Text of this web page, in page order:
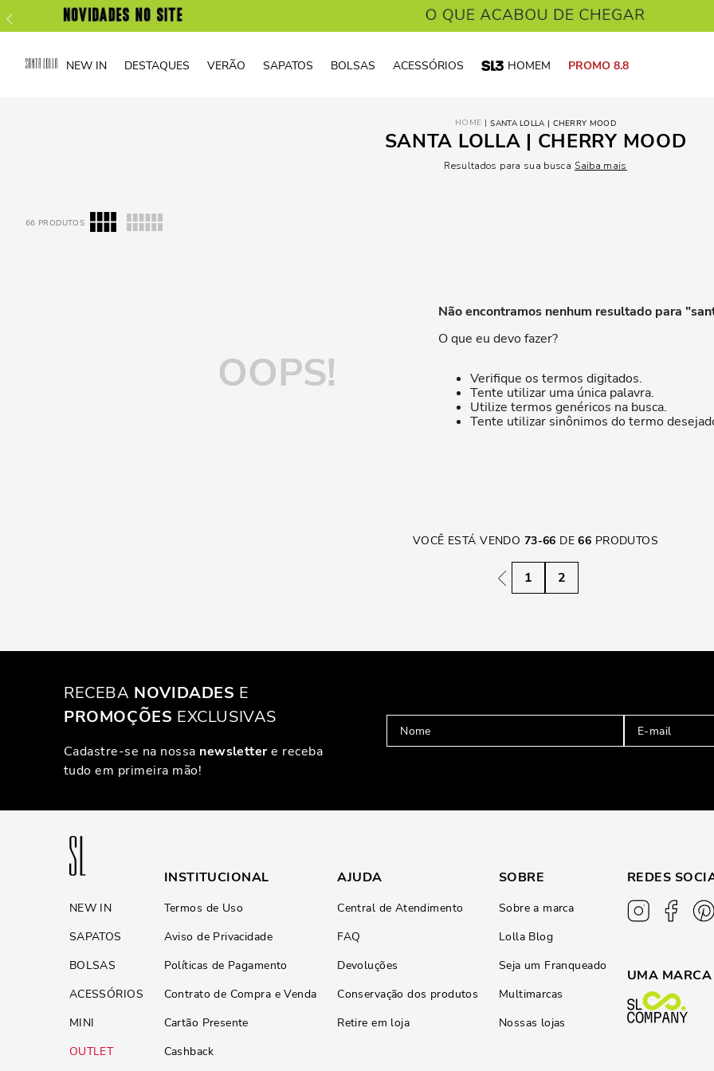
NEW IN DESTAQUES VERÃO SAPATOS BOLSAS ACESSÓRIOS HOMEM PROMO 8.8
SANTA LOLLA | CHERRY MOOD
SANTA LOLLA | CHERRY MOOD
Resultados para sua busca Saiba mais
66 PRODUTOS
OOPS!
Não encontramos nenhum resultado para "
O que eu devo fazer?
Verifique os termos digitados.
Tente utilizar uma única palavra.
Utilize termos genéricos na busca.
Tente utilizar sinônimos do termo
VOCÊ ESTÁ VENDO 73-66 DE66 PRODUTOS
1 2
RECEBA NOVIDADES E
PROMOÇÕES EXCLUSIVAS
Cadastre-se na nossa newslettere receba
tudo em primeira mão!
NEW IN
SAPATOS
BOLSAS
ACESSÓRIOS
MINI
OUTLET
INSTITUCIONAL
Termos de Uso
Aviso de Privacidade
Políticas de Pagamento
Contrato de Compra e Venda
Cartão Presente
Cashback
AJUDA
Central de Atendimento
FAQ
Devoluções
Conservação dos produtos
Retire em loja
SOBRE
Sobre a marca
Lolla Blog
Seja um Franqueado
Multimarcas
Nossas lojas
REDES
UMA MARCA